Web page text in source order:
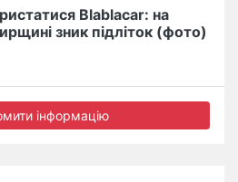
Blablacar: на
зник підліток (фото)
інформацію